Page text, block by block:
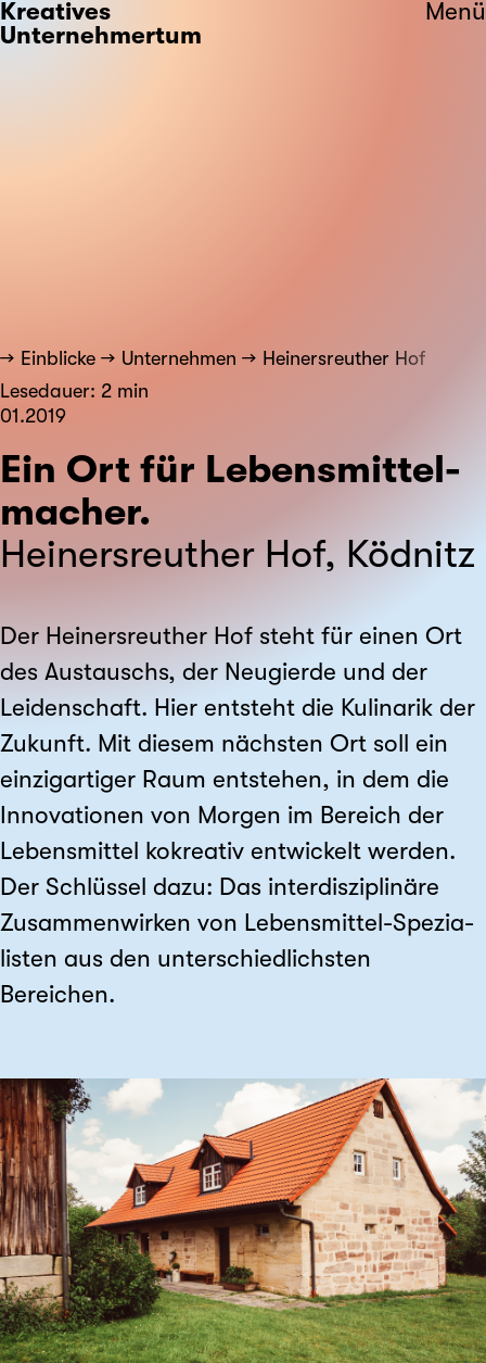
Kreatives
Unternehmertum
Menü
Einblicke Unternehmen
Heinersreuther Hof
Lesedauer: 2 min
01.2019
Ein Ort für Lebens­mittel­
macher.
Heinersreuther Hof, Ködnitz
Der Heinersreuther Hof steht für einen Ort
des Austauschs, der Neugierde und der
Leiden­schaft. Hier entsteht die Kulinarik der
Zukunft. Mit diesem nächsten Ort soll ein
einzig­artiger Raum entstehen, in dem die
Innova­tionen von Morgen im Bereich der
Lebens­mittel kokreativ entwickelt werden.
Der Schlüssel dazu: Das inter­disziplinäre
Zusammen­wirken von Lebens­mittel-Spezia­
listen aus den unter­schied­lichsten
Bereichen.